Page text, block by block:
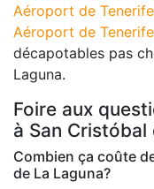
Aéroport de
Aéroport de
décapotables pas
Laguna.
Foire aux
à San Cristóbal
Combien ça coûte
de La Laguna?